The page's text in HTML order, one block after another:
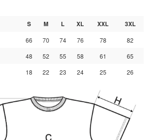
S M L XL XXL
3XL
66 70 74 76 78 82
48 52 55 58 61 65
18 22 23 24 25 26